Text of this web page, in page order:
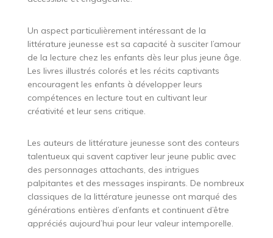
Un aspect particulièrement intéressant de la
littérature jeunesse est sa capacité à susciter l’amour
de la lecture chez les enfants dès leur plus jeune âge.
Les livres illustrés colorés et les récits captivants
encouragent les enfants à développer leurs
compétences en lecture tout en cultivant leur
créativité et leur sens critique.
Les auteurs de littérature jeunesse sont des conteurs
talentueux qui savent captiver leur jeune public avec
des personnages attachants, des intrigues
palpitantes et des messages inspirants. De nombreux
classiques de la littérature jeunesse ont marqué des
générations entières d’enfants et continuent d’être
appréciés aujourd’hui pour leur valeur intemporelle.